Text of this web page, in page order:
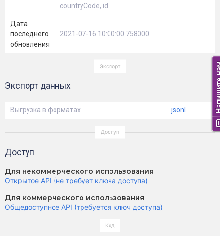
countryCode, id
Дата
последнего
обновления
2021-07-16 10:00:00.758000
Экспорт данных
Выгрузка в форматах jsonl
Доступ
Для некоммерческого использования
Открытое API (не требует ключа доступа)
Для коммерческого использования
Общедоступное API (требуется ключ доступа)